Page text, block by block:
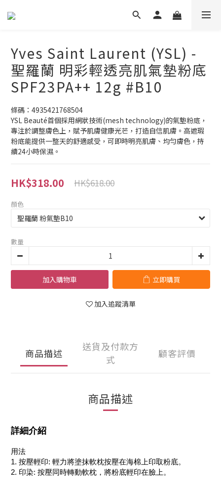
Yves Saint Laurent (YSL) -
聖羅蘭 明彩輕透亮肌氣墊粉底
SPF23PA++ 12g #B10
條碼：4935421768504
YSL Beauté首個採用網狀技術(mesh technology)的氣墊粉底，
專注於調整膚色上，賦予肌膚健康光芒，打造自信肌膚。高遮瑕
粉底能提供一整天的舒適感受，可即時明亮肌膚、均勻膚色，持
續24小時保濕。
HK$318.00 HK$618.00
顏色
數量
加入購物車 立即購買
加入追蹤清單
商品描述
送貨及付款方
式
顧客評價
商品描述
詳細介紹
用法
1. 按壓輕印: 輕力將塗抹軟枕按壓在海棉上印取粉底。
2. 印染: 按壓同時轉動軟枕，將粉底輕印在臉上。